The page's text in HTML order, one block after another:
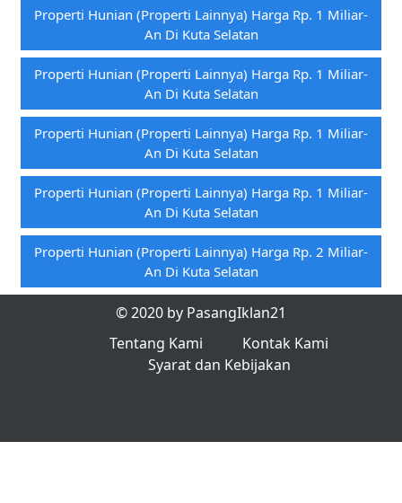
Properti Hunian (properti Lainnya) Harga Rp. 1 Miliar-
An Di Kuta Selatan
Properti Hunian (properti Lainnya) Harga Rp. 1 Miliar-
An Di Kuta Selatan
Properti Hunian (properti Lainnya) Harga Rp. 1 Miliar-
An Di Kuta Selatan
Properti Hunian (properti Lainnya) Harga Rp. 1 Miliar-
An Di Kuta Selatan
Properti Hunian (properti Lainnya) Harga Rp. 2 Miliar-
An Di Kuta Selatan
© 2020 by PasangIklan21
Tentang Kami
Kontak Kami
Syarat dan Kebijakan